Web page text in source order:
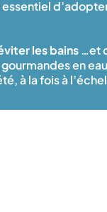
les bains…et
en
à la fois à